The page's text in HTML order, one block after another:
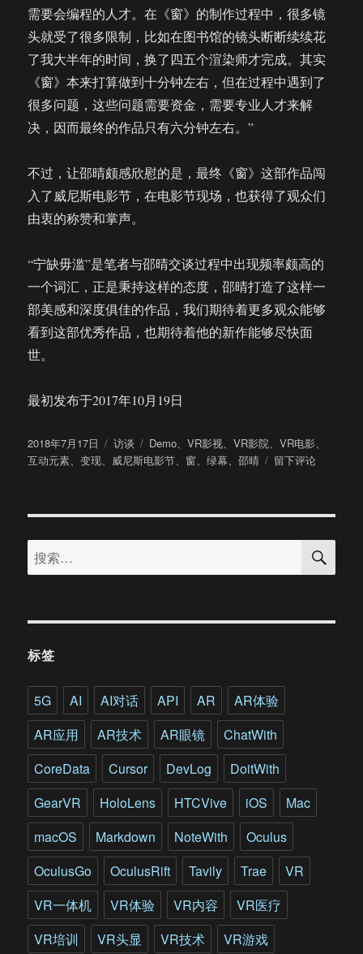
需要会编程的人才。在《窗》的制作过程中，很多镜
头就受了很多限制，比如在图书馆的镜头断断续续花
了我大半年的时间，换了四五个渲染师才完成。其实
《窗》本来打算做到十分钟左右，但在过程中遇到了
很多问题，这些问题需要资金，需要专业人才来解
决，因而最终的作品只有六分钟左右。”
不过，让邵晴颇感欣慰的是，最终《窗》这部作品闯
入了威尼斯电影节，在电影节现场，也获得了观众们
由衷的称赞和掌声。
“宁缺毋滥”是笔者与邵晴交谈过程中出现频率颇高的
一个词汇，正是秉持这样的态度，邵晴打造了这样一
部美感和深度俱佳的作品，我们期待着更多观众能够
看到这部优秀作品，也期待着他的新作能够尽快面
世。
最初发布于2017年10月19日
发
布
2018年7月17日
分
类
访谈
标
签
Demo、VR影视、VR影院、VR电影、
互动元素、变现、 威尼斯电影节、 窗、绿幕、邵晴
于
VR
影
导
术
表
达
人
文
关
留下评论
搜
索：
搜
标签
5G AI AI对话 API AR
AR体验
AR应用
AR技术 AR眼镜
ChatWith
CoreData
Cursor DevLog
DoitWith
GearVR
HoloLens HTCVive iOS
Mac
macOS
Markdown NoteWith
Oculus
OculusGo
OculusRift Tavily Trae
VR
VR一体机
VR体验 VR内容
VR医疗
VR培训
VR头显 VR技术
VR游戏